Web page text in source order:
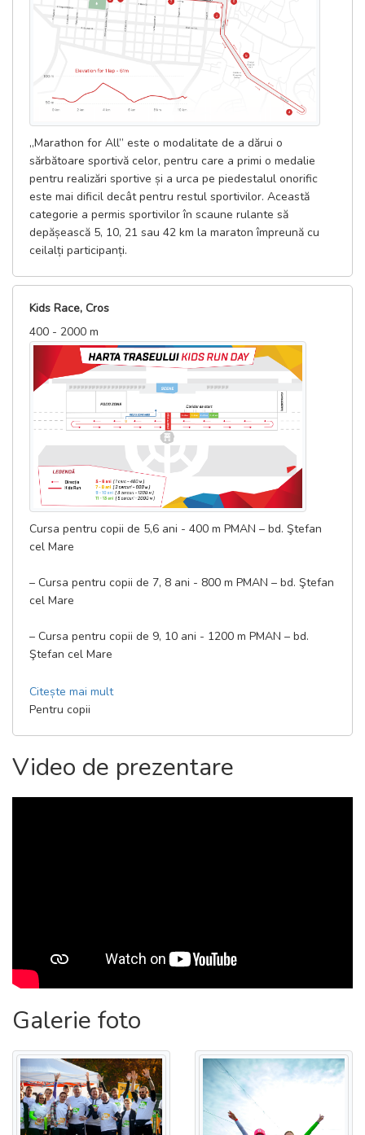
„Marathon for All” este o modalitate de a dărui o
sărbătoare sportivă celor, pentru care a primi o medalie
pentru realizări sportive și a urca pe piedestalul onorific
este mai dificil decât pentru restul sportivilor. Această
categorie a permis sportivilor în scaune rulante să
depășească 5, 10, 21 sau 42 km la maraton împreună cu
ceilalți participanți.
Kids Race, Cros
400 - 2000 m
Cursa pentru copii de 5,6 ani - 400 m PMAN – bd. Ştefan
cel Mare
– Cursa pentru copii de 7, 8 ani - 800 m PMAN – bd. Ştefan
cel Mare
– Cursa pentru copii de 9, 10 ani - 1200 m PMAN – bd.
Ştefan cel Mare
– Cursa pentru copii de 11, 12,13 ani - 2000 m PMAN – bd.
Ştefan cel Mare
Citește mai mult
Pentru copii
Video de prezentare
Galerie foto